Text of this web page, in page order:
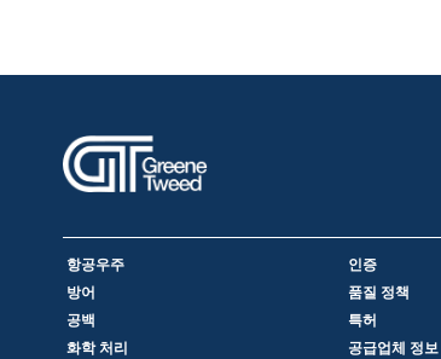
항공우주
방어
공백
화학 처리
인증
품질 정책
특허
공급업체 정보